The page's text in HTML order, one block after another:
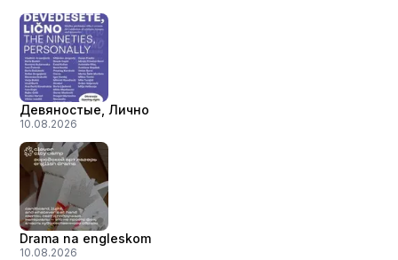
Девяностые, Лично
10.08.2026
Drama na engleskom
10.08.2026